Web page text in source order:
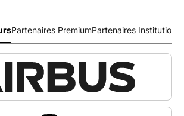
Partenaires PremiumPartenaires